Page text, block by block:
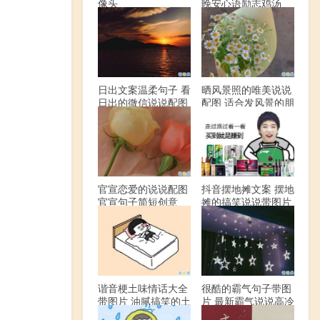
像头
晚安心语励志鸡汤
日出文案温柔句子 看
日出的微信说说配图
晒风景照的唯美说说
配图 适合发风景的朋
官宣恋爱的说说配图
官宣句子简短创意
抖音摆地摊文案 摆地
摊的搞笑说说带图片
谐音梗土味情话大全
带图片 油腻搞笑的土
味情话
很酷的霸气句子带图
片 最新霸气说说高冷